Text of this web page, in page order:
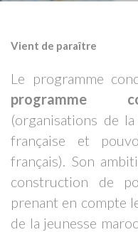
Vient de paraître
Le programme
programme
(organisations de
française et
français). Son
construction de
prenant en compte
de la jeunesse